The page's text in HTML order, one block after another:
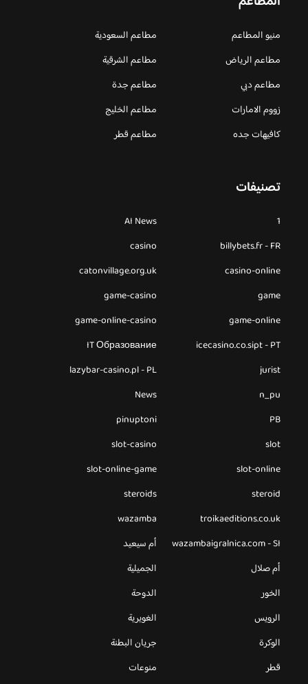
منيو المطاعم
مطاعم السعودية
مطاعم الرياض
مطاعم الشرقية
مطاعم دبي
مطاعم جدة
زووم الامارات
مطاعم الخليج
كافيهات جده
مطاعم قطر
تصنيفات
1
AI News
billybets.fr - FR
casino
casino-online
catonvillage.org.uk
game
game-casino
game-online
game-online-casino
icecasino.co.sipt - PT
IT Образование
jurist
lazybar-casino.pl - PL
n_pu
News
PB
pinuptoni
slot
slot-casino
slot-online
slot-online-game
steroid
steroids
troikaeditions.co.uk
wazamba
wazambaigralnica.com - SI
أم سيعيد
أم صلال
الجميلية
الخور
الدوحة
الرويس
الغويرية
الوكرة
جريان البطنة
قطر
منوعات